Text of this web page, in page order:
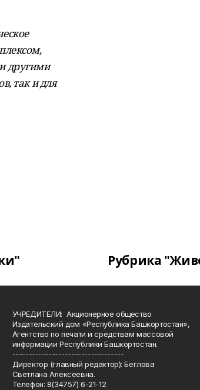
другими
так и для
Рубрика
УЧРЕДИТЕЛИ: Акционерное общество
Издательский дом «Республика Башкортостан»,
Агентство по печати и средствам массовой
информации Республики Башкортостан.
----------------------------------
Директор (главный редактор): Беглова
Светлана Алексеевна.
Телефон: 8(34757) 6-21-12